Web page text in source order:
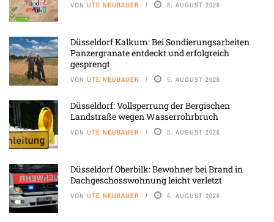
VON UTE NEUBAUER 5. AUGUST 2026
Düsseldorf Kalkum: Bei Sondierungsarbeiten
Panzergranate entdeckt und erfolgreich
gesprengt
VON UTE NEUBAUER 5. AUGUST 2026
Düsseldorf: Vollsperrung der Bergischen
Landstraße wegen Wasserrohrbruch
VON UTE NEUBAUER 5. AUGUST 2026
Düsseldorf Oberbilk: Bewohner bei Brand in
Dachgeschosswohnung leicht verletzt
VON UTE NEUBAUER 4. AUGUST 2026